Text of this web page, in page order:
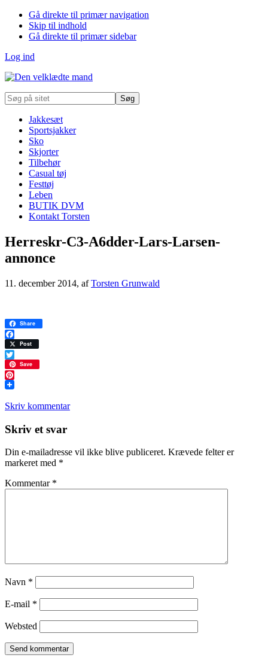
Gå direkte til primær navigation
Skip til indhold
Gå direkte til primær sidebar
Log ind
Søg
på
Jakkesæt
Sportsjakker
Sko
Skjorter
Tilbehør
Casual tøj
Festtøj
Leben
BUTIK DVM
Kontakt Torsten
Herreskr-C3-A6dder-Lars-Larsen-
annonce
11. december 2014, afTorsten Grunwald
Share
Facebook
Post
Twitter
Save
Pinterest
Skriv kommentar
Læserinteraktioner
Skriv et svar
Din e-mailadresse vil ikke blive publiceret. Krævede felter er
markeret med *
Kommentar *
Navn *
E-mail *
Websted